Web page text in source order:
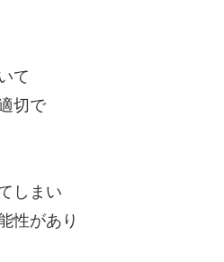
て
切で
しまい
性があり